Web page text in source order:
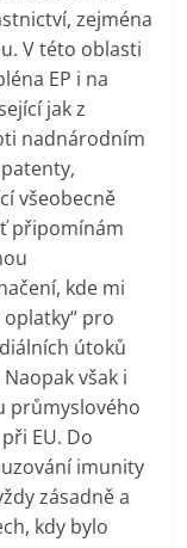
zejména
V této oblasti
EP i na
jak z
nadnárodním
všeobecně
připomínám
kde mi
pro
útoků
však i
průmyslového
EU. Do
imunity
zásadně a
kdy bylo